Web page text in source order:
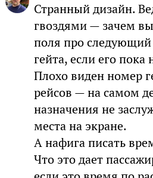
Странный дизайн.
гвоздями — зачем
поля про следующий
гейта, если его пока
Плохо виден номер
рейсов — на самом
назначения не
места на экране.
А нафига писать
Что это дает